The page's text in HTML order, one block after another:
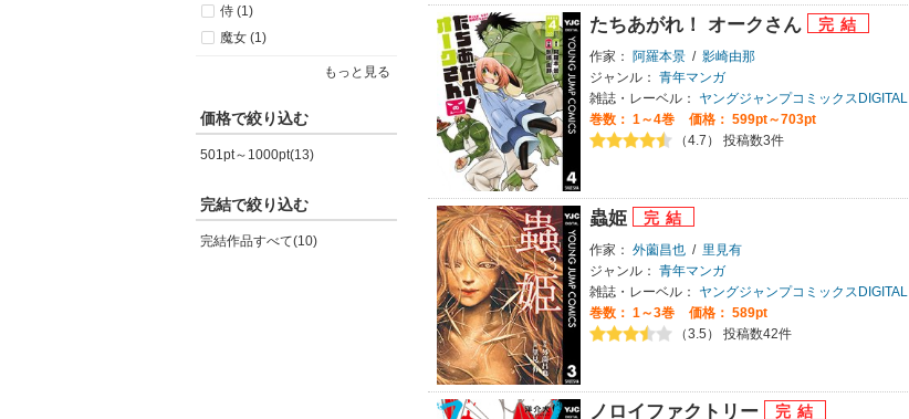
侍 (1)
魔女 (1)
もっと見る
価格で絞り込む
501pt～1000pt(13)
完結で絞り込む
完結作品すべて(10)
たちあがれ！ オークさん
作家： 阿羅本景 / 影崎由那
ジャンル： 青年マンガ
雑誌・レーベル：
ヤングジャンプコミックスDIGITAL
巻数： 1～4巻
価格： 599pt～703pt
（4.7） 投稿数3件
蟲姫
作家： 外薗昌也 / 里見有
ジャンル： 青年マンガ
雑誌・レーベル：
ヤングジャンプコミックスDIGITAL
巻数： 1～3巻
価格： 589pt
（3.5） 投稿数42件
ノロイファクトリー